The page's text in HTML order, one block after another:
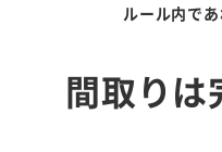
ルール内で
間取りは